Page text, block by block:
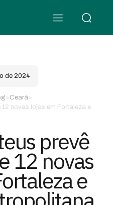
de 2024
>Ceará>
novas lojas em Fortaleza e
prevê
12 novas
e